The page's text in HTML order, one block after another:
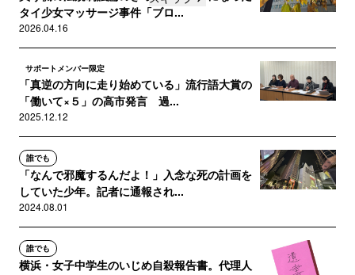
タイ少女マッサージ事件「ブロ...
2026.04.16
サポートメンバー限定
「真逆の方向に走り始めている」流行語大賞の
「働いて×５」の高市発言 過...
2025.12.12
誰でも
「なんで邪魔するんだよ！」入念な死の計画を
していた少年。記者に通報され...
2024.08.01
誰でも
横浜・女子中学生のいじめ自殺報告書。代理人